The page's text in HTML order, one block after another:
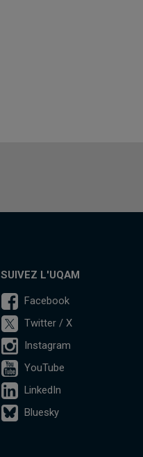
SUIVEZ L'UQAM
Facebook
Twitter / X
Instagram
YouTube
LinkedIn
Bluesky